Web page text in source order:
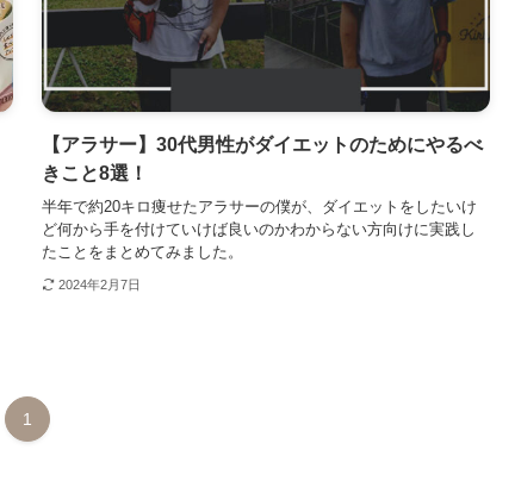
【アラサー】30代男性がダイエットのためにやるべ
きこと8選！
半年で約20キロ痩せたアラサーの僕が、ダイエットをしたいけ
ど何から手を付けていけば良いのかわからない方向けに実践し
たことをまとめてみました。
2024年2月7日
1